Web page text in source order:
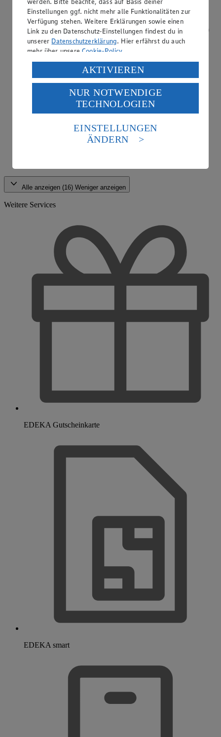
Alle anzeigen (16) Weniger anzeigen
Weitere Services
EDEKA Gutscheinkarte
EDEKA smart
Einstellungen ggf. nicht mehr alle Funktionalitäten zur
Verfügung stehen. Weitere Erklärungen sowie einen
Link zu den Datenschutz-Einstellungen findest du in
unserer Datenschutzerklärung. Hier erfährst du auch
mehr über unsereCookie-Policy.
Verarbeitung deiner personenbezogenen Daten in den
USA durch Facebook und YouTube:
Wenn du auf „Aktivieren“ klickst, willigst du im Sinne
des Art. 49 Abs. 1 Satz 1 lit. a) DSGVO ein, dass deine
Daten in den USA verarbeitet werden. Der EuGH sieht
die USA als Land mit einem nach europäischen
Standards nicht angemessenen Datenschutzniveau an.
Es besteht das Risiko eines Zugriffs durch US-
Informationen zum Herausgeber der Seite findest du
AKTIVIEREN
NUR NOTWENDIGE
TECHNOLOGIEN
EINSTELLUNGEN
ÄNDERN